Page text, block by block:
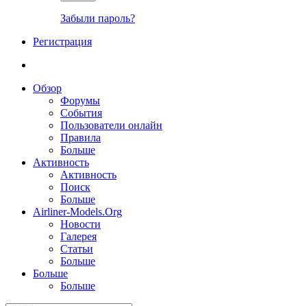
Забыли пароль?
Регистрация
Обзор
Форумы
События
Пользователи онлайн
Правила
Больше
Активность
Активность
Поиск
Больше
Airliner-Models.Org
Новости
Галерея
Статьи
Больше
Больше
Больше